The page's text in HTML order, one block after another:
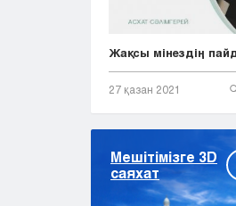
Жақсы мінездің
27 қазан 2021
Мешітімізге 3D
саяхат